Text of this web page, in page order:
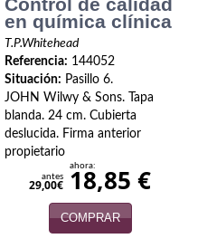
en química clínica
T.P.Whitehead
Referencia: 144052
Situación: Pasillo 6.
JOHN Wilwy & Sons. Tapa
blanda. 24 cm. Cubierta
deslucida. Firma anterior
propietario
antes
29,00€
ahora:
18,85 €
COMPRAR